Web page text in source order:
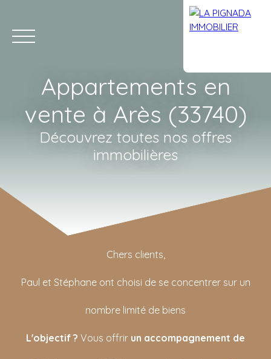
PRÉ-ESTIMER VOTRE BIEN
Appartements en
vente à Arès (33740)
Découvrez toutes nos offres
immobilières
Chers clients,
Paul et Stéphane ont choisi de se concentrer sur un
nombre limité de biens
L'objectif ? Vous offrir un accompagnement de